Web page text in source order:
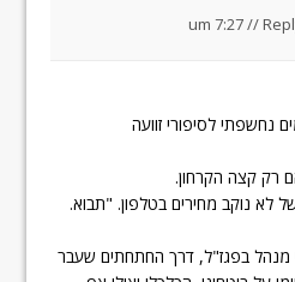
//
נחשפתי לסיפורי זוועה
רק קצה הקרחון.
לא נוקב מחירים בטלפון. "תבוא.
מנהל בפגז"ל, דרך החתחתים שעבר